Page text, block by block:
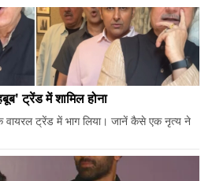
ट्रेंड में शामिल होना
ट्रेंड में भाग लिया। जानें कैसे एक नृत्य ने